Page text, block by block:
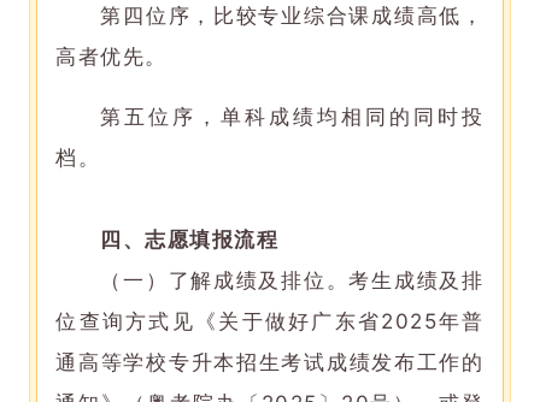
第四位序，比较专业综合课成绩高低，
高者优先。
第五位序，单科成绩均相同的同时投
档。
四、志愿填报流程
（一）了解成绩及排位。考生成绩及排
位查询方式见《关于做好广东省2025年普
通高等学校专升本招生考试成绩发布工作的